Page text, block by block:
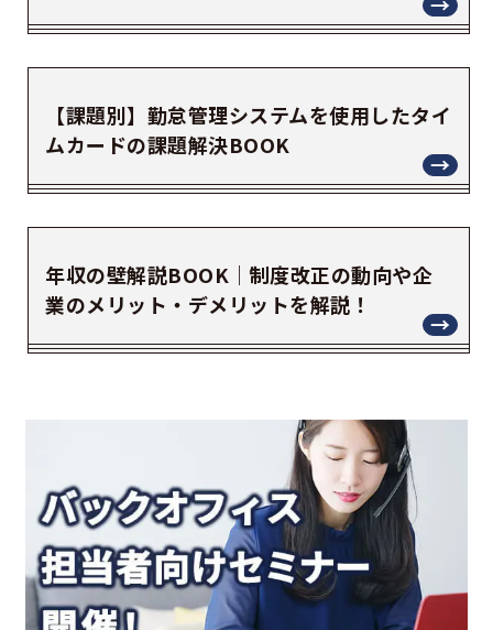
【課題別】勤怠管理システムを使用したタイ
ムカードの課題解決BOOK
年収の壁解説BOOK｜制度改正の動向や企
業のメリット・デメリットを解説！